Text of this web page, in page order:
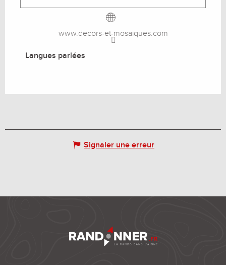
www.decors-et-mosaiques.com
Langues parlées
Langues parlées
Signaler une erreur